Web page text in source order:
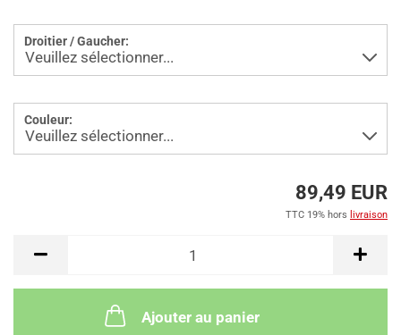
Droitier / Gaucher:
Couleur:
89,49 EUR
TTC 19% hors livraison
Ajouter au panier